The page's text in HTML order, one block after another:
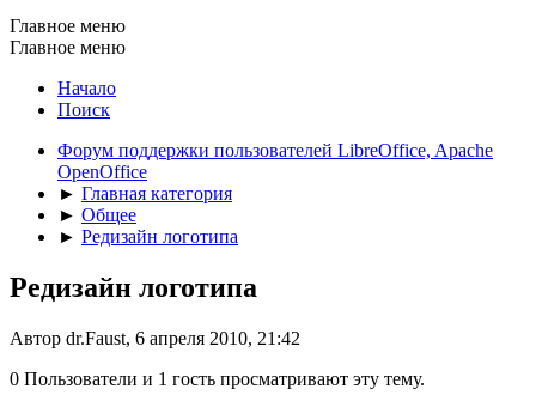
Главное меню
Главное меню
Начало
Поиск
Форум поддержки пользователей LibreOffice, Apache
OpenOffice
► Главная категория
► Общее
► Редизайн логотипа
Редизайн логотипа
Автор dr.Faust, 6 апреля 2010, 21:42
0 Пользователи и 1 гость просматривают эту тему.